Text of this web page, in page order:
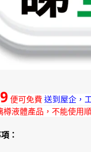
便可免費 送到屋企，
樽液體產品，不能使用
：